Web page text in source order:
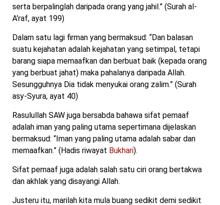
serta berpalinglah daripada orang yang jahil.” (Surah al-
A’raf, ayat 199)
Dalam satu lagi firman yang bermaksud: “Dan balasan
suatu kejahatan adalah kejahatan yang setimpal, tetapi
barang siapa memaafkan dan berbuat baik (kepada orang
yang berbuat jahat) maka pahalanya daripada Allah.
Sesungguhnya Dia tidak menyukai orang zalim.” (Surah
asy-Syura, ayat 40)
Rasulullah SAW juga bersabda bahawa sifat pemaaf
adalah iman yang paling utama sepertimana dijelaskan
bermaksud: “Iman yang paling utama adalah sabar dan
memaafkan.” (Hadis riwayat Bukhari).
Sifat pemaaf juga adalah salah satu ciri orang bertakwa
dan akhlak yang disayangi Allah.
Justeru itu, marilah kita mula buang sedikit demi sedikit